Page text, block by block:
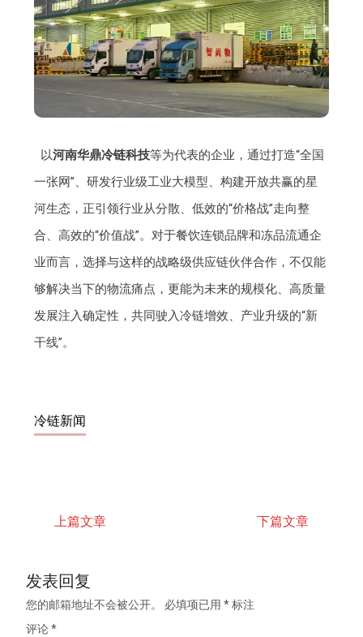
以河南华鼎冷链科技等为代表的企业，通过打造“全国
一张网”、研发行业级工业大模型、构建开放共赢的星
河生态，正引领行业从分散、低效的“价格战”走向整
合、高效的“价值战”。对于餐饮连锁品牌和冻品流通企
业而言，选择与这样的战略级供应链伙伴合作，不仅能
够解决当下的物流痛点，更能为未来的规模化、高质量
发展注入确定性，共同驶入冷链增效、产业升级的“新
干线”。
冷链新闻
上篇文章 下篇文章
发表回复
您的邮箱地址不会被公开。 必填项已用*标注
评论*